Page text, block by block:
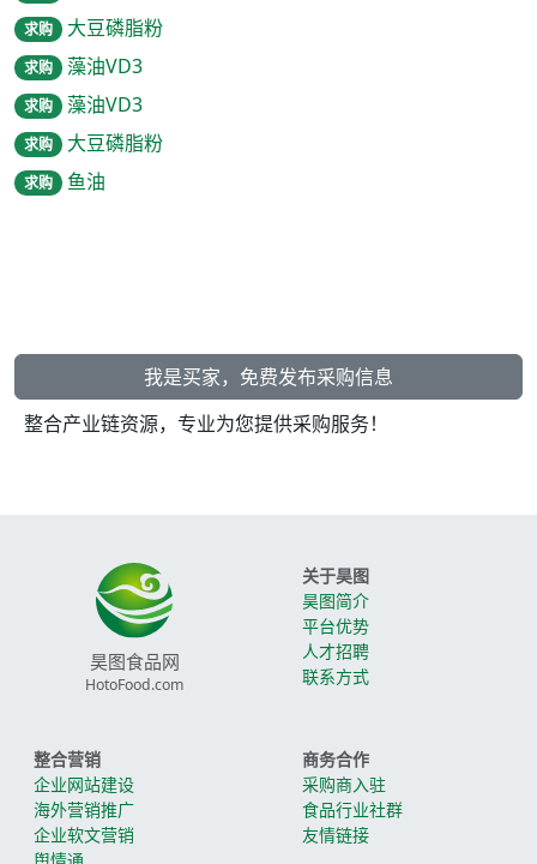
求购 大豆磷脂粉
求购 藻油VD3
求购 藻油VD3
求购 大豆磷脂粉
求购 鱼油
我是买家，免费发布采购信息
整合产业链资源，专业为您提供采购服务！
昊图食品网
HotoFood.com
关于昊图
昊图简介
平台优势
人才招聘
联系方式
整合营销
企业网站建设
海外营销推广
企业软文营销
舆情通
商务合作
采购商入驻
食品行业社群
友情链接